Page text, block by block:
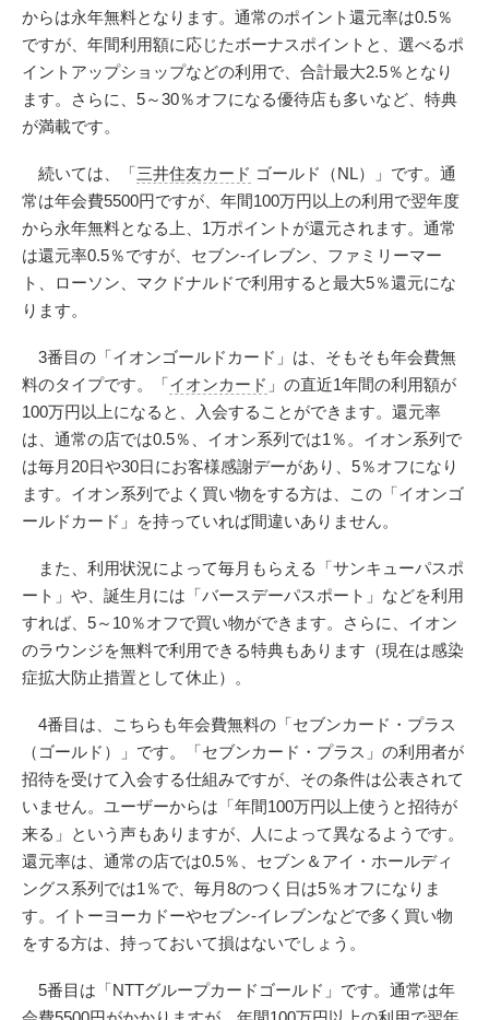
からは永年無料となります。通常のポイント還元率は0.5％
ですが、年間利用額に応じたボーナスポイントと、選べるポ
イントアップショップなどの利用で、合計最大2.5％となり
ます。さらに、5～30％オフになる優待店も多いなど、特典
が満載です。
続いては、「三井住友カード ゴールド（NL）」です。通
常は年会費5500円ですが、年間100万円以上の利用で翌年度
から永年無料となる上、1万ポイントが還元されます。通常
は還元率0.5％ですが、セブン-イレブン、ファミリーマー
ト、ローソン、マクドナルドで利用すると最大5％還元にな
ります。
3番目の「イオンゴールドカード」は、そもそも年会費無
料のタイプです。「イオンカード 」の直近1年間の利用額が
100万円以上になると、入会することができます。還元率
は、通常の店では0.5％、イオン系列では1％。イオン系列で
は毎月20日や30日にお客様感謝デーがあり、5％オフになり
ます。イオン系列でよく買い物をする方は、この「イオンゴ
ールドカード」を持っていれば間違いありません。
また、利用状況によって毎月もらえる「サンキューパスポ
ート」や、誕生月には「バースデーパスポート」などを利用
すれば、5～10％オフで買い物ができます。さらに、イオン
のラウンジを無料で利用できる特典もあります（現在は感染
症拡大防止措置として休止）。
4番目は、こちらも年会費無料の「セブンカード・プラス
（ゴールド）」です。「セブンカード・プラス」の利用者が
招待を受けて入会する仕組みですが、その条件は公表されて
いません。ユーザーからは「年間100万円以上使うと招待が
来る」という声もありますが、人によって異なるようです。
還元率は、通常の店では0.5％、セブン＆アイ・ホールディ
ングス系列では1％で、毎月8のつく日は5％オフになりま
す。イトーヨーカドーやセブン-イレブンなどで多く買い物
をする方は、持っておいて損はないでしょう。
5番目は「NTTグループカードゴールド」です。通常は年